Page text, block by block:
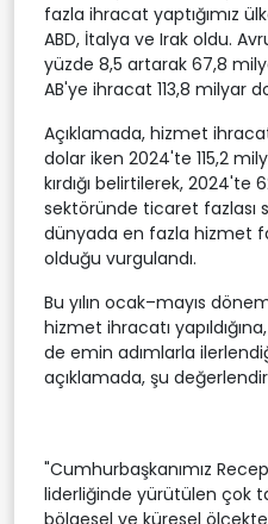
fazla ihracat yaptığımız
ABD, İtalya ve Irak oldu.
yüzde 8,5 artarak 67,8
AB'ye ihracat 113,8 milyar
Açıklamada, hizmet
dolar iken 2024'te 115,2
kırdığı belirtilerek,
sektöründe ticaret fazlası
dünyada en fazla hizmet
olduğu vurgulandı.
Bu yılın ocak–mayıs
hizmet ihracatı
de emin adımlarla
açıklamada, şu
"Cumhurbaşkanımız
liderliğinde yürütülen çok
bölgesel ve küresel